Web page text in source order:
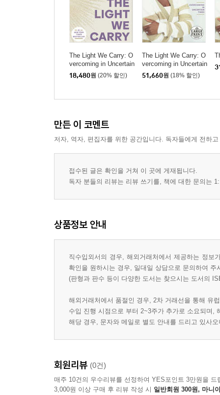
The Light We Carry: O
vercoming in Uncertain
Times
18,480원 (20% 할인)
The Light We Carry: O
vercoming in Uncertain
Times
51,660원 (18% 할인)
만든 이 코멘트
저자, 역자, 편집자를 위한 공간입니다. 독자들에게 전하
접수된 글은 확인을 거쳐 이 곳에 게재됩니다.
독자 분들의 리뷰는 리뷰 쓰기를, 책에 대한 문의는
상품정보 안내
직수입외서의 경우, 해외거래처에서 제공하는 정
확인을 원하시는 경우, 일대일 상담으로 문의하여 주
(판형과 판수 등이 다양한 도서는 찾으시는 도서의
해외거래처에서 품절인 경우, 2차 거래선을 통해 유
수입 진행 시점으로 부터 2~3주가 추가로 소요되며,
해당 경우, 문자와 메일로 별도 안내를 드리고 있사
회원리뷰 (0건)
매주 10건의 우수리뷰를 선정하여 YES포인트 3만원을 드
3,000원 이상 구매 후 리뷰 작성 시 일반회원 300원, 마니